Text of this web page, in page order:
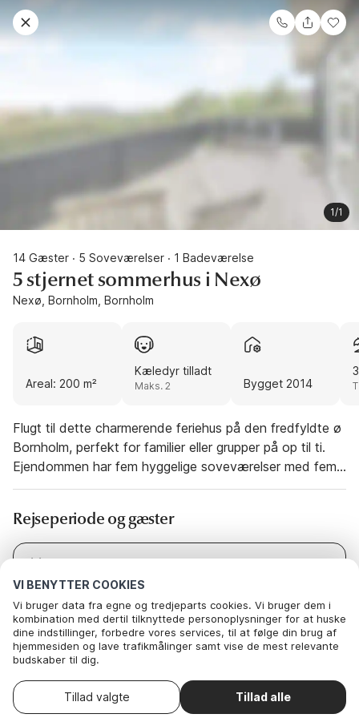
VI BENYTTER COOKIES
Vi bruger data fra egne og tredjeparts cookies. Vi bruger dem i
kombination med dertil tilknyttede personoplysninger for at huske
dine indstillinger, forbedre vores services, til at følge din brug af
hjemmesiden og lave trafikmålinger samt vise de mest relevante
budskaber til dig.
hvilke af vores valgfrie cookies du vil acceptere.
Læs mere om vores cookie- og privatlivspolitik. Du kan
Her
Tillad alle
Tillad valgte
1/1
14 Gæster · 5 Soveværelser · 1 Badeværelse
5 stjernet sommerhus i Nexø
Nexø, Bornholm, Bornholm
Areal: 200 m²
Kæledyr tilladt
Maks. 2 Bygget 2014
Flugt til dette charmerende feriehus på den fredfyldte ø
Bornholm, perfekt for familier eller grupper på op til ti.
Ejendommen har fem hyggelige soveværelser med fem
dobbeltsenge, en enkeltseng og en sovesofa for ekstra
velkomne, hvilket gør det til et ideelt kæledyrsvenligt
tilflugtssted. Med rigelig plads til alle, lover dette hjem
komfort og afslapning for alle aldre. Beliggende kun 3
kilometer fra sandstrandene og den livlige by Nexø er
denne ejendom en indgang til uforglemmelige oplevelser.
Oplev det fascinerende Nexø Museum, gå på opdagelse
i de unikke lokale butikker, eller nyd lækre måltider på
nærliggende restauranter. Naturentusiaster kan udforske
Bornholms fantastiske landskaber, mens kulturelle perler
og skjulte skatte venter inden for rækkevidde, takket
Rejseperiode og gæster
valgte datoer. Prøv andre datoer.
Skift